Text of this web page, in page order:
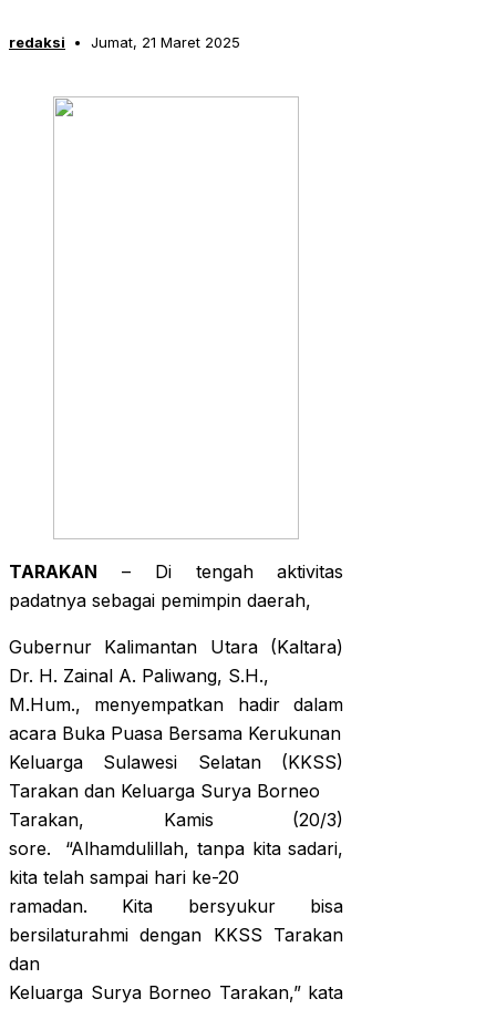
redaksi Jumat, 21 Maret 2025
TARAKAN – Di tengah aktivitas
padatnya sebagai pemimpin daerah,
Gubernur Kalimantan Utara (Kaltara)
Dr. H. Zainal A. Paliwang, S.H.,
M.Hum., menyempatkan hadir dalam
acara Buka Puasa Bersama Kerukunan
Keluarga Sulawesi Selatan (KKSS)
Tarakan dan Keluarga Surya Borneo
Tarakan, Kamis (20/3)
sore. “Alhamdulillah, tanpa kita sadari,
kita telah sampai hari ke-20
ramadan. Kita bersyukur bisa
bersilaturahmi dengan KKSS Tarakan
dan
Keluarga Surya Borneo Tarakan,” kata